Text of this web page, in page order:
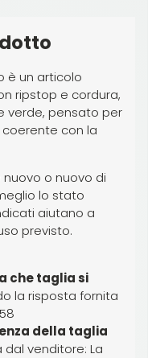
è un articolo
ripstop e cordura,
verde, pensato per
con la
o nuovo di
lo stato
aiutano a
previsto.
che taglia si
la risposta fornita
della taglia
venditore: La